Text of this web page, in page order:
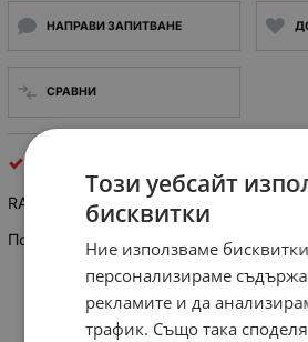
НАПРАВИ ЗАПИТВАНЕ
СРАВНИ
RADIOTECHNIKA OSCILLOSCOPE
Полски осцилоскоп, аналогов,
Този уебсайт
бисквитки
Ние използваме
персонализираме
рекламите и да
трафик. Също така